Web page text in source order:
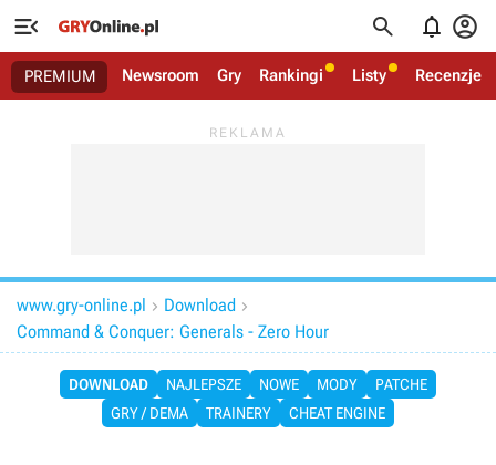
   
PREMIUM Newsroom Gry Rankingi Listy Recenzje
www.gry-online.pl  Download 
Command & Conquer: Generals - Zero Hour
DOWNLOAD NAJLEPSZE NOWE MODY
PATCHE
GRY / DEMA
TRAINERY CHEAT ENGINE